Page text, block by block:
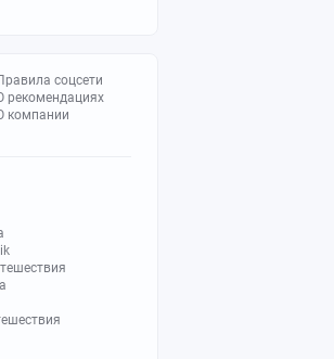
соцсети
рекомендациях
компании